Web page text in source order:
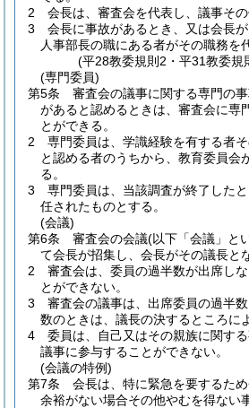
2
会長は、審査会を代表し、議事その
3
会長に事故があるとき、又は会長
人事部長の職にある者がその職務を
(平28教委規則2・平31教委規
(専門委員)
第5条
審査会の議事に関する専門の
があると認めるときは、審査会に専
とができる。
2
専門委員は、学識経験を有する者
と認める者のうちから、教育委員会
る。
3
専門委員は、当該調査が終了した
任されたものとする。
(会議)
第6条
審査会の会議(以下「会議」と
て会長が招集し、会長がその議長と
2
審査会は、委員の過半数が出席し
とができない。
3
審査会の議事は、出席委員の過半
数のときは、議長の決するところに
4
委員は、自己又はその親族に関す
議事に参与することができない。
(会議の特例)
第7条
会長は、特に緊急を要するた
余裕がない場合その他やむを得ない